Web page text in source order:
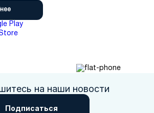
на наши новости
Подписаться